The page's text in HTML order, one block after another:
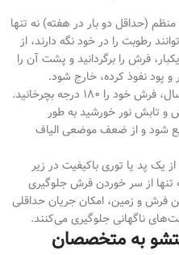
(حداقل دو بار در هفته) نه تنها
رطوبت را در خود نگه دارند، از
فرش را برگردانید و پشت آن را
و پود نفوذ کرده، خارج شود.
هر ۶ ماه تا یک سال، فرش خود را ۱۸۰ درجه بچرخانید.
و تابش نور خورشید به طور
شود و از ضعف موضعی الیاف
از یک پد یا توری باکیفیت در زیر
تنها از سر خوردن فرش جلوگیری
فرش و زمین، امکان جریان حداقلی
ناگهانی جلوگیری می‌کنند.
به متخصصان